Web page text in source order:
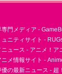
門メディア -
ニティサイト -
ュース - アニメ！ア
メ情報サイト -
優の最新ニュース - 超